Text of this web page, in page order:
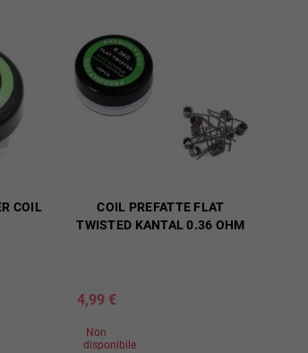
COIL
COIL PREFATTE FLAT
TWISTED KANTAL 0.36 OHM
4,99 €
Non
disponibile